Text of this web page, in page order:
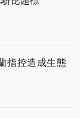
指控造成生態